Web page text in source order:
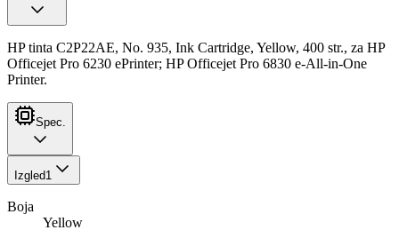
HP tinta C2P22AE, No. 935, Ink Cartridge, Yellow, 400 str., za HP
Officejet Pro 6230 ePrinter; HP Officejet Pro 6830 e-All-in-One
Printer.
Spec.
Izgled1
Boja
Yellow